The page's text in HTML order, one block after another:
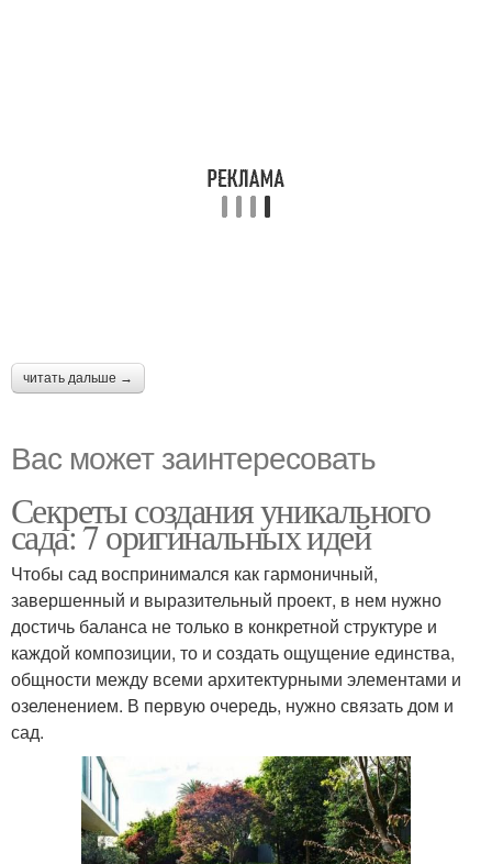
читать дальше →
Вас может заинтересовать
Секреты создания уникального
сада: 7 оригинальных идей
Чтобы сад воспринимался как гармоничный,
завершенный и выразительный проект, в нем нужно
достичь баланса не только в конкретной структуре и
каждой композиции, то и создать ощущение единства,
общности между всеми архитектурными элементами и
озеленением. В первую очередь, нужно связать дом и
сад.